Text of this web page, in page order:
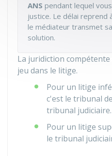
ANS pendant lequel
justice. Le délai reprend
le médiateur transmet
solution.
La juridiction compétente
jeu dans le litige.
Pour un litige
c'est le tribunal
tribunal judiciaire.
Pour un litige
le tribunal